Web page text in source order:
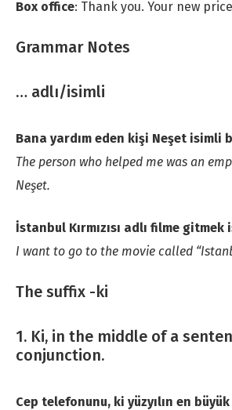
Box office: Thank you. Your new
Grammar Notes
… adlı/isimli
Bana yardım eden kişi Neşet isimli
The person who helped me was an
Neşet.
İstanbul Kırmızısı adlı filme
I want to go to the movie called
The suffix -ki
1. Ki, in the middle of a
conjunction.
Cep telefonunu, ki yüzyılın en